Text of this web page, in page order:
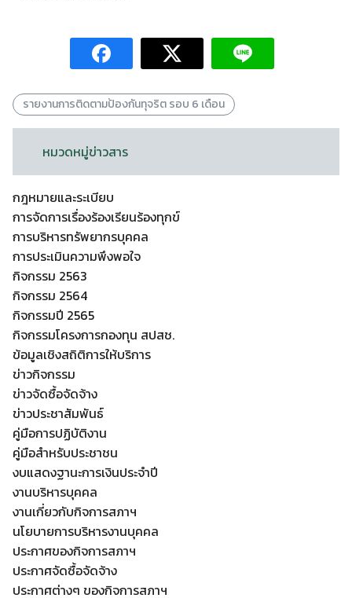
Search
รายงานการติดตามป้องกันทุจริต รอบ 6 เดือน
หมวดหมู่ข่าวสาร
กฎหมายและระเบียบ
การจัดการเรื่องร้องเรียนร้องทุกข์
การบริหารทรัพยากรบุคคล
การประเมินความพึงพอใจ
กิจกรรม 2563
กิจกรรม 2564
กิจกรรมปี 2565
กิจกรรมโครงการกองทุน สปสช.
ข้อมูลเชิงสถิติการให้บริการ
ข่าวกิจกรรม
ข่าวจัดซื้อจัดจ้าง
ข่าวประชาสัมพันธ์
คู่มือการปฏิบัติงาน
คู่มือสำหรับประชาชน
งบแสดงฐานะการเงินประจำปี
งานบริหารบุคคล
งานเกี่ยวกับกิจการสภาฯ
นโยบายการบริหารงานบุคคล
ประกาศของกิจการสภาฯ
ประกาศจัดซื้อจัดจ้าง
ประกาศต่างๆ ของกิจการสภาฯ